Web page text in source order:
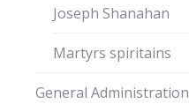
Joseph Shanahan
Martyrs spiritains
General Administration